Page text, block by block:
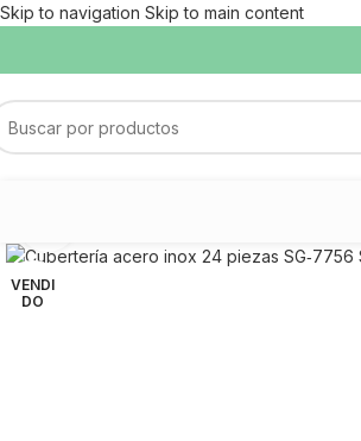
Skip to navigation Skip to main content
VENDI
DO